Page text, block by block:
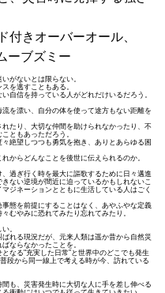
付きオーバーオール、
ーブズミー
がないとは限らない。
を逃すこともある。
自信を持っている人がどれだけいるだろう。
を漂い、自分の体を使って途方もない距離を
たり、大切な仲間を助けられなかったり、不
ともあっただろう。
絶望しつつも勇気を抱き、ありとあらゆる困
からどんなことを後世に伝えられるのか。
過ぎ行く時を最大に謳歌するために日々邁進
ない逆境が間近に迫っているかもしれないこ
ジネーションとともに生活している人はごく
事態を前提にすることはなく、あやふやな定義
むやみに恐れてみたり忘れてみたり。
。
れる現況だが、元来人類は遥か昔から自然災
ならなかったことを。
なる"充実した日常”と世界中のどこでも発生
段から同一線上で考える時が今、訪れている
も、災害発生時に大切な人に手を差し伸べる